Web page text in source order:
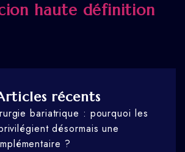
haute définition
récents
bariatrique : pourquoi les
désormais une
?